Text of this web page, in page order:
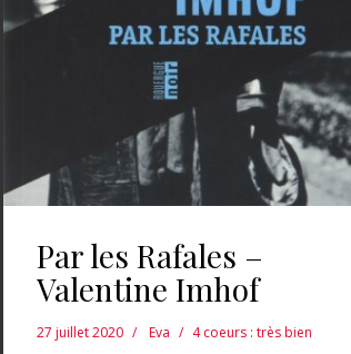
Par les Rafales –
Valentine Imhof
27 juillet 2020 Eva 4 coeurs : très bien